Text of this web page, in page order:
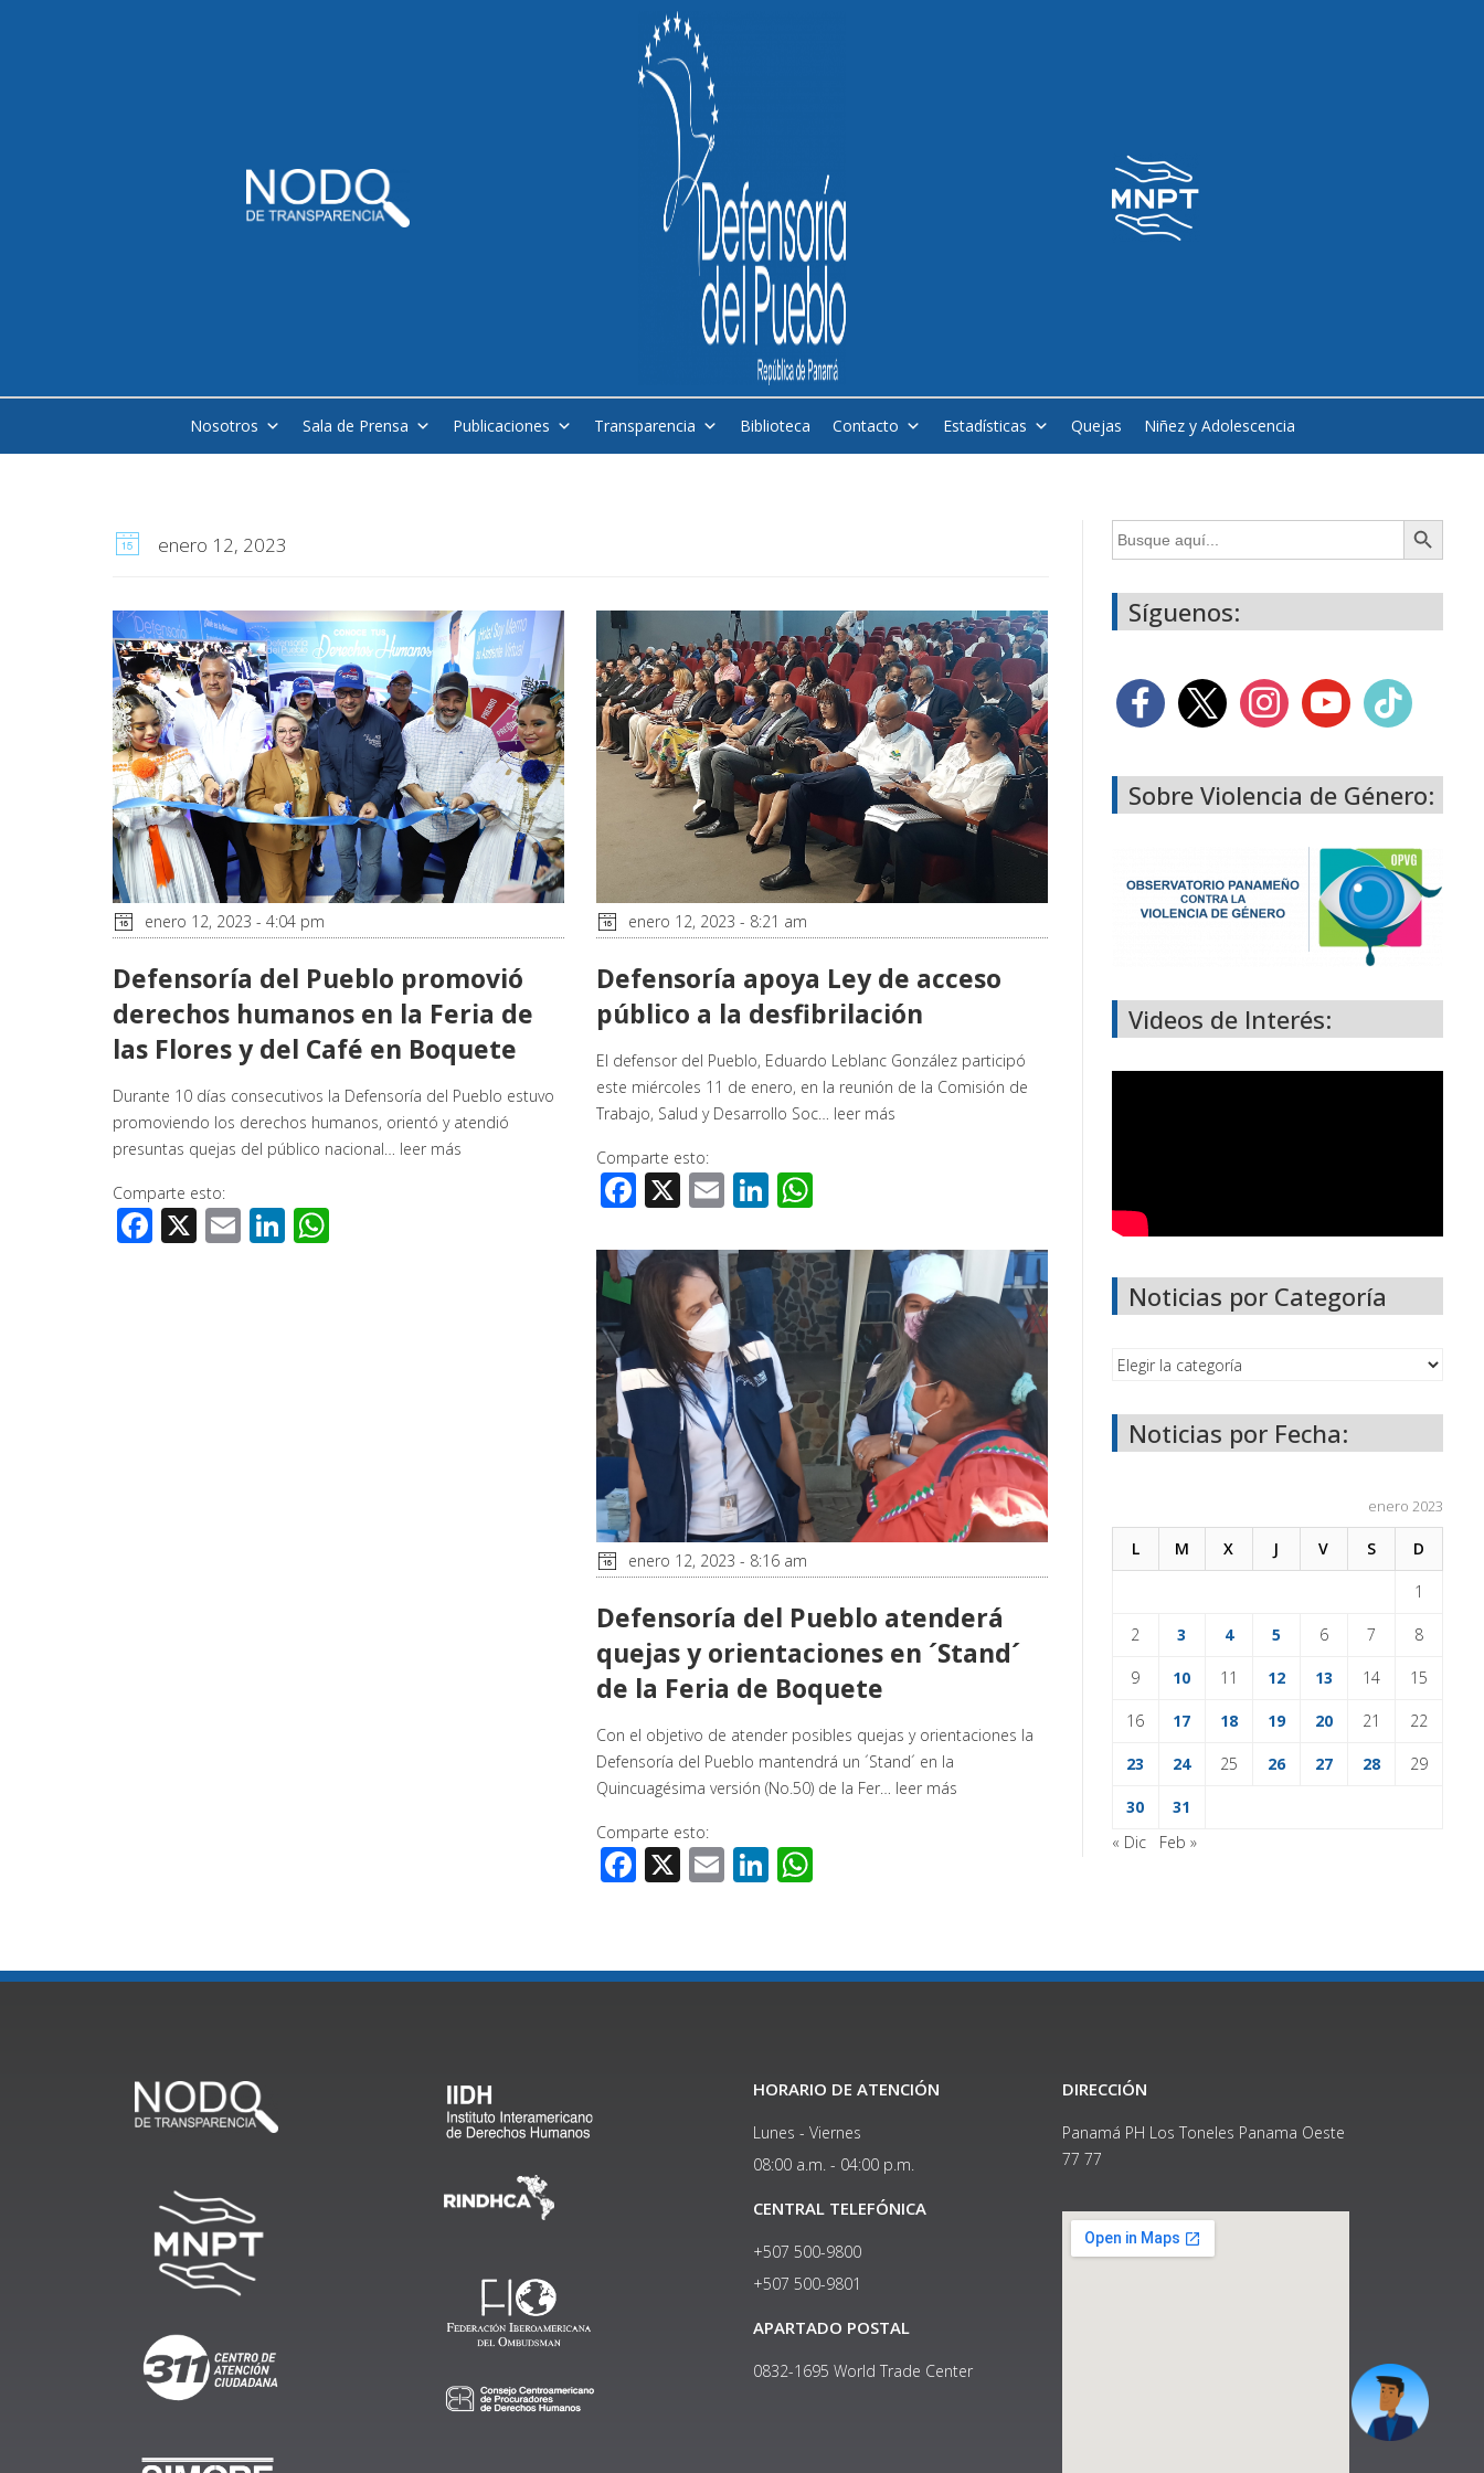
Nosotros Sala de Prensa Publicaciones Transparencia Biblioteca Contacto Estadísticas Quejas Niñez y Adolescencia
enero 12, 2023
enero 12, 2023 - 4:04 pm
Defensoría del Pueblo promovió
derechos humanos en la Feria de
las Flores y del Café en Boquete
Durante 10 días consecutivos la Defensoría del Pueblo estuvo
promoviendo los derechos humanos, orientó y atendió
presuntas quejas del público nacional… leer más
Comparte esto:
Facebook
X EmailLinkedIn
enero 12, 2023 - 8:21 am
Defensoría apoya Ley de acceso
público a la desfibrilación
El defensor del Pueblo, Eduardo Leblanc González participó
este miércoles 11 de enero, en la reunión de la Comisión de
Trabajo, Salud y Desarrollo Soc… leer más
Comparte esto:
Facebook
X EmailLinkedIn
enero 12, 2023 - 8:16 am
Defensoría del Pueblo atenderá
quejas y orientaciones en ´Stand´
de la Feria de Boquete
Con el objetivo de atender posibles quejas y orientaciones la
Defensoría del Pueblo mantendrá un ´Stand´ en la
Quincuagésima versión (No.50) de la Fer… leer más
Comparte esto:
Facebook
X EmailLinkedIn
Buscar: Botón de búsqueda
Síguenos:
Sobre Violencia de Género:
Videos de Interés:
Noticias por Categoría
Noticias por Fecha:
enero 2023
L M X J V S D
1
2 3 4 5 6 7 8
9 10 11 12 13 14 15
16 17 18 19 20 21 22
23 24 25 26 27 28 29
30
31
« Dic
Feb »
HORARIO DE ATENCIÓN
Lunes - Viernes
08:00 a.m. - 04:00 p.m.
CENTRAL TELEFÓNICA
+507 500-9800
+507 500-9801​
APARTADO POSTAL
0832-1695 World Trade Center
DIRECCIÓN
Panamá PH Los Toneles Panama Oeste
77 77